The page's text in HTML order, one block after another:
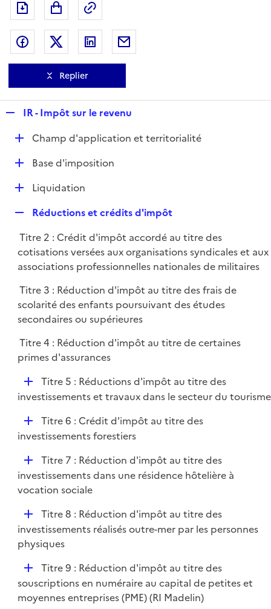
Exporter le document au format pdf
Partager sur Facebook
Partager sur Twitter
Partager sur LinkedIn
Replier
p
l
i
e
IR - Impôt sur le revenu
DChamp d'application et territorialité
D
e
r
Base d'imposition
D
l
i
e
r
Liquidation
p
l
i
e
Réductions et crédits d'impôt
Titre 2 : Crédit d'impôt accordé au titre des
cotisations versées aux organisations syndicales et aux
associations professionnelles nationales de militaires
Titre 3 : Réduction d'impôt au titre des frais de
scolarité des enfants poursuivant des études
secondaires ou supérieures
Titre 4 : Réduction d'impôt au titre de certaines
primes d'assurances
D
é
i
Titre 5 : Réductions d'impôt au titre des
investissements et travaux dans le secteur du tourisme
D
é
i
e
Titre 6 : Crédit d'impôt au titre des
investissements forestiers
D
é
p
e
r
Titre 7 : Réduction d'impôt au titre des
investissements dans une résidence hôtelière à
vocation sociale
D
é
p
e
r
Titre 8 : Réduction d'impôt au titre des
investissements réalisés outre-mer par les personnes
physiques
D
é
p
Titre 9 : Réduction d'impôt au titre des
souscriptions en numéraire au capital de petites et
moyennes entreprises (PME) (RI Madelin)